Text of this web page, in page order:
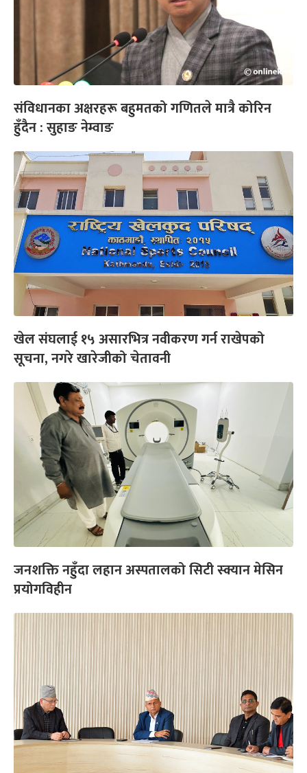
संविधानका अक्षरहरू बहुमतको गणितले मात्रै कोरिन
हुँदैन : सुहाङ नेम्वाङ
खेल संघलाई १५ असारभित्र नवीकरण गर्न राखेपको
सूचना, नगरे खारेजीको चेतावनी
जनशक्ति नहुँदा लहान अस्पतालको सिटी स्क्यान मेसिन
प्रयोगविहीन